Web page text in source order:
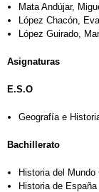
Mata Andújar,
López Chacón,
López Guirado,
Asignaturas
E.S.O
Geografía e
Bachillerato
Historia del Mundo
Historia de España